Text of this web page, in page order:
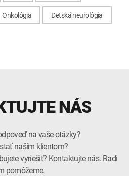
Onkológia Detská neurológia
NÁS
na vaše otázky?
naším klientom?
vyriešiť? Kontaktujte nás. Radi
pomôžeme.